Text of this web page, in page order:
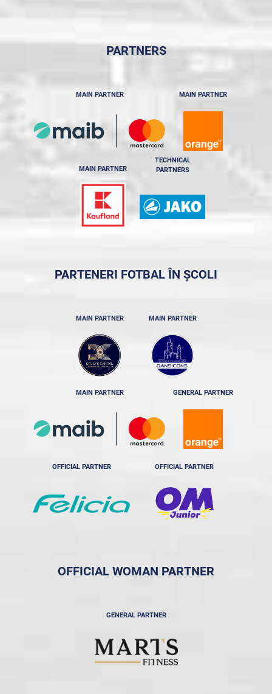
PARTNERS
MAIN PARTNER MAIN PARTNER
MAIN PARTNER
TECHNICAL
PARTNERS
PARTENERI FOTBAL ÎN ȘCOLI
MAIN PARTNER MAIN PARTNER
MAIN PARTNER GENERAL PARTNER
OFFICIAL PARTNER OFFICIAL PARTNER
OFFICIAL WOMAN PARTNER
GENERAL PARTNER